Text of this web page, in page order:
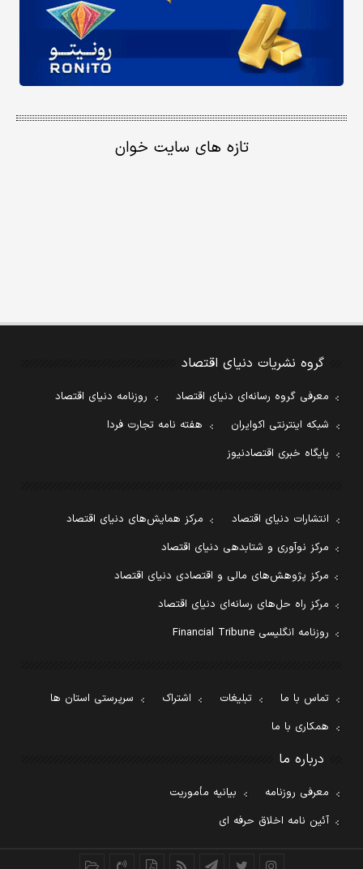
تازه های سایت خوان
گروه نشریات دنیای اقتصاد
معرفی گروه رسانه‌ای دنیای اقتصاد
روزنامه دنیای اقتصاد
شبکه اینترنتی اکوایران
هفته نامه تجارت فردا
پایگاه خبری اقتصادنیوز
انتشارات دنیای اقتصاد
مرکز همایش‌های دنیای اقتصاد
مرکز نوآوری و شتابدهی دنیای اقتصاد
مرکز پژوهش‌های مالی و اقتصادی دنیای اقتصاد
مرکز راه حل‌های رسانه‌ای دنیای اقتصاد
روزنامه انگلیسی Financial Tribune
تماس با ما تبلیغات اشتراک
سرپرستی استان ها
همکاری با ما
درباره ما
معرفی روزنامه
بیانیه مأموریت
آئین نامه اخلاق حرفه ای